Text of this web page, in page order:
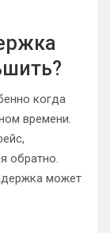
когда
времени.
обратно.
может